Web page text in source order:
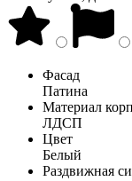
Фасад
Патина
Материал
ЛДСП
Цвет
Белый
Раздвижная